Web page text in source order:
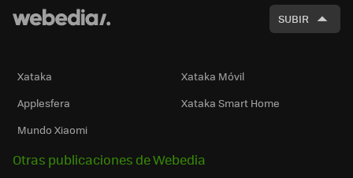
SUBIR
Xataka
Xataka Móvil
Applesfera
Xataka Smart Home
Mundo Xiaomi
Otras publicaciones de Webedia